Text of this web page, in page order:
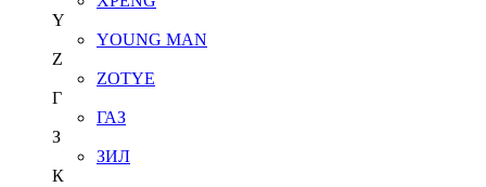
Y
YOUNG MAN
Z
ZOTYE
Г
ГАЗ
З
ЗИЛ
К